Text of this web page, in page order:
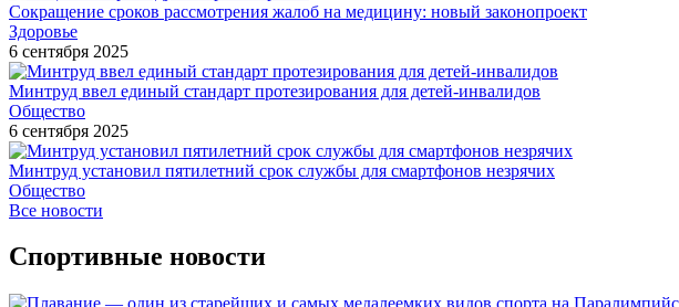
Сокращение сроков рассмотрения жалоб на медицину: новый законопроект
Здоровье
6 сентября 2025
Минтруд ввел единый стандарт протезирования для детей-инвалидов
Общество
6 сентября 2025
Минтруд установил пятилетний срок службы для смартфонов незрячих
Общество
Все новости
Спортивные новости